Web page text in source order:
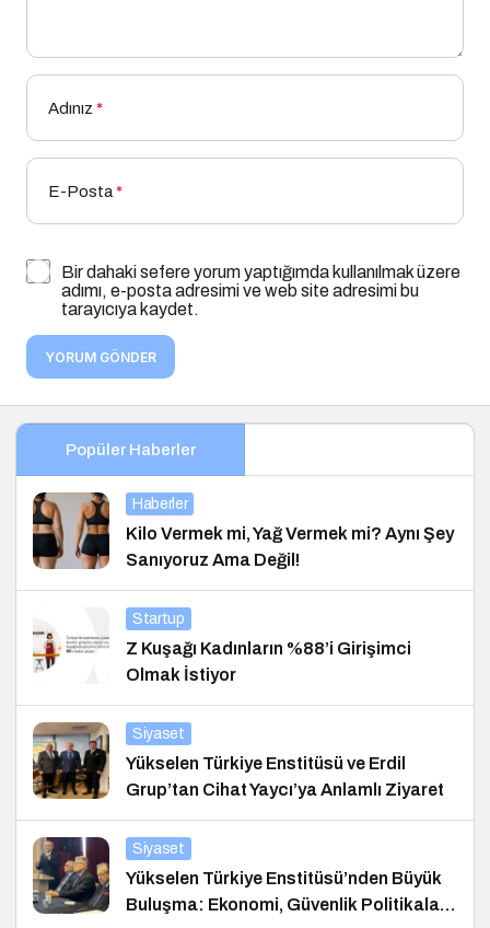
Adınız *
E-Posta*
Bir dahaki sefere yorum yaptığımda kullanılmak üzere
adımı, e-posta adresimi ve web site adresimi bu
tarayıcıya kaydet.
YORUM GÖNDER
Popüler Haberler
Haberler
Kilo Vermek mi, Yağ Vermek mi? Aynı Şey
Sanıyoruz Ama Değil!
Startup
Z Kuşağı Kadınların %88’i Girişimci
Olmak İstiyor
Siyaset
Yükselen Türkiye Enstitüsü ve Erdil
Grup’tan Cihat Yaycı’ya Anlamlı Ziyaret
Siyaset
Yükselen Türkiye Enstitüsü’nden Büyük
Buluşma: Ekonomi, Güvenlik Politikaları